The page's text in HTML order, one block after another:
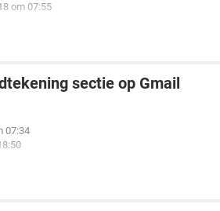
om 07:55
sectie op Gmail
07:34